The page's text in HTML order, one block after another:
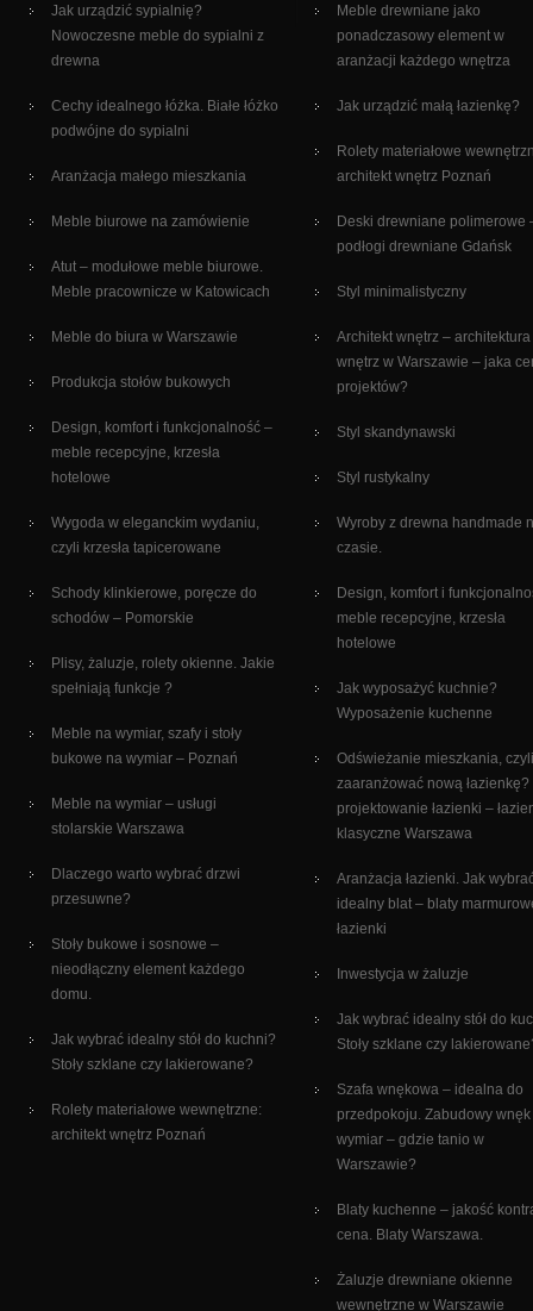
Jak urządzić sypialnię?
Nowoczesne meble do sypialni z
drewna
Cechy idealnego łóżka. Białe łóżko
podwójne do sypialni
Aranżacja małego mieszkania
Meble biurowe na zamówienie
Atut – modułowe meble biurowe.
Meble pracownicze w Katowicach
Meble do biura w Warszawie
Produkcja stołów bukowych
Design, komfort i funkcjonalność –
meble recepcyjne, krzesła
hotelowe
Wygoda w eleganckim wydaniu,
czyli krzesła tapicerowane
Schody klinkierowe, poręcze do
schodów – Pomorskie
Plisy, żaluzje, rolety okienne. Jakie
spełniają funkcje ?
Meble na wymiar, szafy i stoły
bukowe na wymiar – Poznań
Meble na wymiar – usługi
stolarskie Warszawa
Dlaczego warto wybrać drzwi
przesuwne?
Stoły bukowe i sosnowe –
nieodłączny element każdego
domu.
Jak wybrać idealny stół do kuchni?
Stoły szklane czy lakierowane?
Rolety materiałowe wewnętrzne:
architekt wnętrz Poznań
Meble drewniane jako
ponadczasowy element w
aranżacji każdego wnętrza
Jak urządzić małą łazienkę?
Rolety materiałowe
architekt wnętrz Poznań
Deski drewniane polimerowe
podłogi drewniane Gdańsk
Styl minimalistyczny
Architekt wnętrz – architektura
wnętrz w Warszawie – jaka
projektów?
Styl skandynawski
Styl rustykalny
Wyroby z drewna handmade
czasie.
Design, komfort i
meble recepcyjne, krzesła
hotelowe
Jak wyposażyć kuchnie?
Wyposażenie kuchenne
Odświeżanie mieszkania,
zaaranżować nową łazienkę?
projektowanie łazienki –
klasyczne Warszawa
Aranżacja łazienki. Jak
idealny blat – blaty
łazienki
Inwestycja w żaluzje
Jak wybrać idealny stół do
Stoły szklane czy
Szafa wnękowa – idealna do
przedpokoju. Zabudowy
wymiar – gdzie tanio w
Warszawie?
Blaty kuchenne – jakość
cena. Blaty Warszawa.
Żaluzje drewniane okienne
wewnętrzne w Warszawie